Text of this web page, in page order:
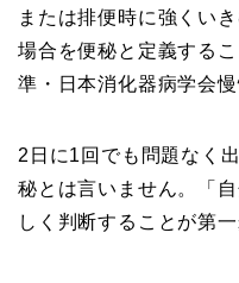
または排便時に強くい
場合を便秘と定義する
準・日本消化器病学会
2日に1回でも問題なく
秘とは言いません。「
しく判断することが第一